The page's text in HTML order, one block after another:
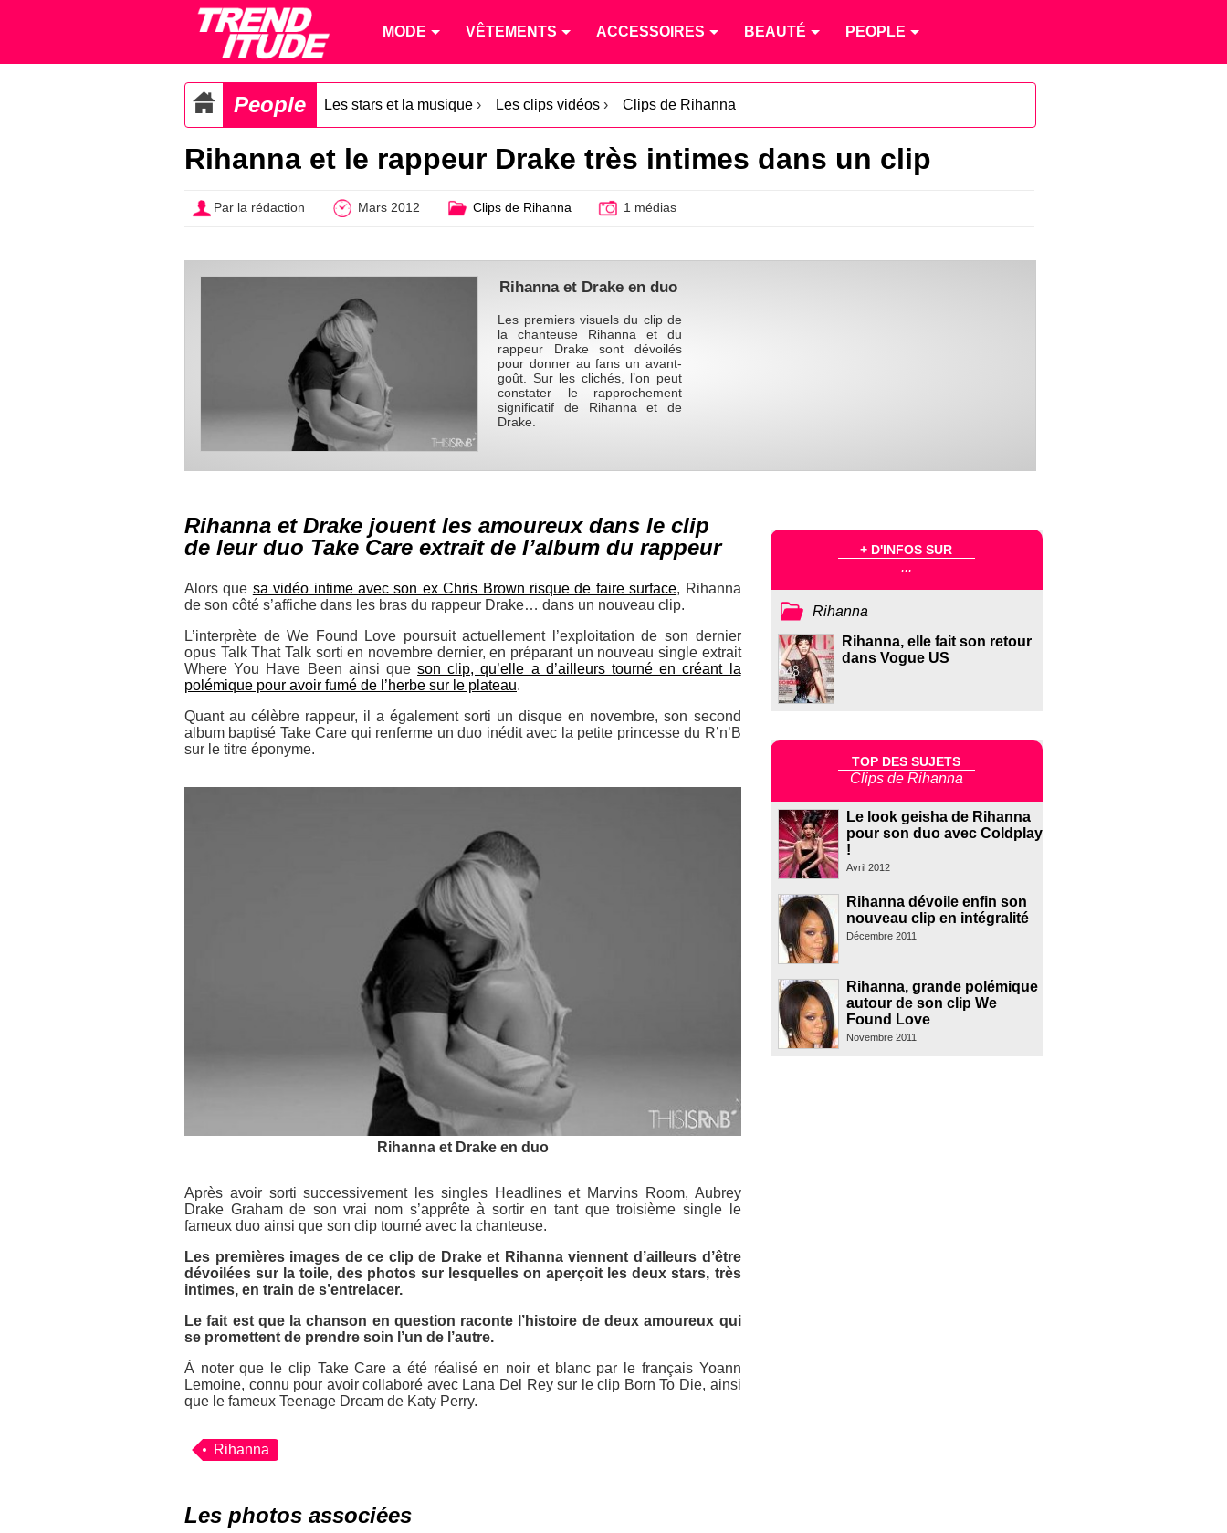
MODE VÊTEMENTS ACCESSOIRES BEAUTÉ PEOPLE
People Les stars et la musique › Les clips vidéos › Clips de Rihanna
Rihanna et le rappeur Drake très intimes dans un clip
Par la rédaction Mars 2012 Clips de Rihanna 1 médias
Rihanna et Drake en duo
Les premiers visuels du clip de
la chanteuse Rihanna et du
rappeur Drake sont dévoilés
pour donner au fans un avant-
goût. Sur les clichés, l’on peut
constater le rapprochement
significatif de Rihanna et de
Drake.
Rihanna et Drake jouent les amoureux dans le clip
de leur duo Take Care extrait de l’album du rappeur
Alors que sa vidéo intime avec son ex Chris Brown risque de faire surface, Rihanna
de son côté s’affiche dans les bras du rappeur Drake… dans un nouveau clip.
L’interprète deWe Found Love poursuit actuellement l’exploitation de son dernier
opus Talk That Talksorti en novembre dernier, en préparant un nouveau single extrait
Where You Have Been ainsi queson clip, qu’elle a d’ailleurs tourné en créant la
polémique pour avoir fumé de l’herbe sur le plateau.
Quant au célèbre rappeur, il a également sorti un disque en novembre, son second
album baptisé Take Care qui renferme un duo inédit avec la petite princesse du R’n’B
sur le titre éponyme.
Rihanna et Drake en duo
Après avoir sorti successivement les singles Headlineset Marvins Room, Aubrey
Drake Graham de son vrai nom s’apprête à sortir en tant que troisième single le
fameux duo ainsi que son clip tourné avec la chanteuse.
Les premières images de ce clip de Drake et Rihanna viennent d’ailleurs d’être
dévoilées sur la toile, des photos sur lesquelles on aperçoit les deux stars, très
intimes, en train de s’entrelacer.
Le fait est que la chanson en question raconte l’histoire de deux amoureux qui
se promettent de prendre soin l’un de l’autre.
À noter que le clip Take Care a été réalisé en noir et blanc par le français Yoann
Lemoine, connu pour avoir collaboré avec Lana Del Rey sur le clip Born To Die, ainsi
que le fameux Teenage Dream de Katy Perry.
Rihanna
Les photos associées
+ D'INFOS SUR
...
Rihanna
Rihanna, elle fait son retour
dans Vogue US
TOP DES SUJETS
Clips de Rihanna
Le look geisha de Rihanna
pour son duo avec Coldplay
!
Avril 2012
Rihanna dévoile enfin son
nouveau clip en intégralité
Décembre 2011
Rihanna, grande polémique
autour de son clip We
Found Love
Novembre 2011